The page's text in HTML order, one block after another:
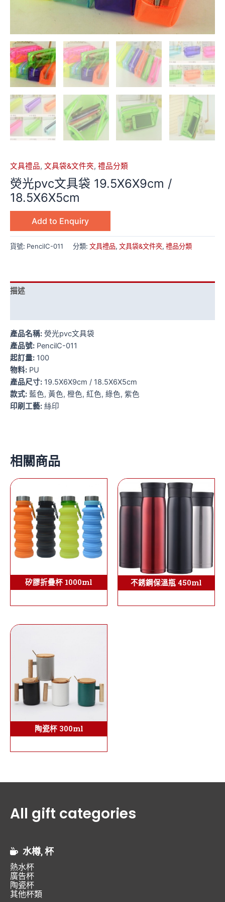
文具禮品, 文具袋&文件夾, 禮品分類
熒光pvc文具袋 19.5X6X9cm /
18.5X6X5cm
Add to Enquiry
貨號: PencilC-011 分類: 文具禮品, 文具袋&文件夾, 禮品分類
描述
產品名稱: 熒光pvc文具袋
產品號: PencilC-011
起訂量: 100
物料: PU
產品尺寸: 19.5X6X9cm / 18.5X6X5cm
款式: 藍色, 黃色, 橙色, 紅色, 綠色, 紫色
印刷工藝: 絲印
相關商品
矽膠折疊杯 1000ml 不銹鋼保溫瓶 450ml
陶瓷杯 300ml
All gift categories
水樽, 杯
熱水杯
廣告杯
陶瓷杯
其他杯類